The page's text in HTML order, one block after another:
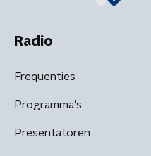
Radio
Frequenties
Programma's
Presentatoren